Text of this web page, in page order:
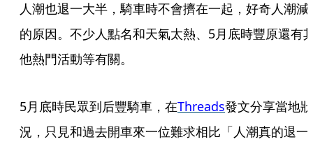
人潮也退一大半，騎車時不會擠在一起，好奇人潮減
的原因。不少人點名和天氣太熱、5月底時豐原還有
他熱門活動等有關。
5月底時民眾到后豐騎車，在Threads發文分享當地狀
況，只見和過去開車來一位難求相比「人潮真的退一